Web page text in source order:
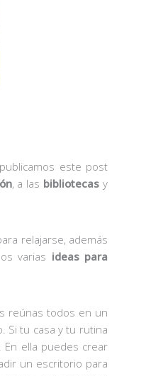
este post
, a las bibliotecas y
relajarse, además
varias ideas para
reúnas todos en un
Si tu casa y tu rutina
En ella puedes crear
un escritorio para